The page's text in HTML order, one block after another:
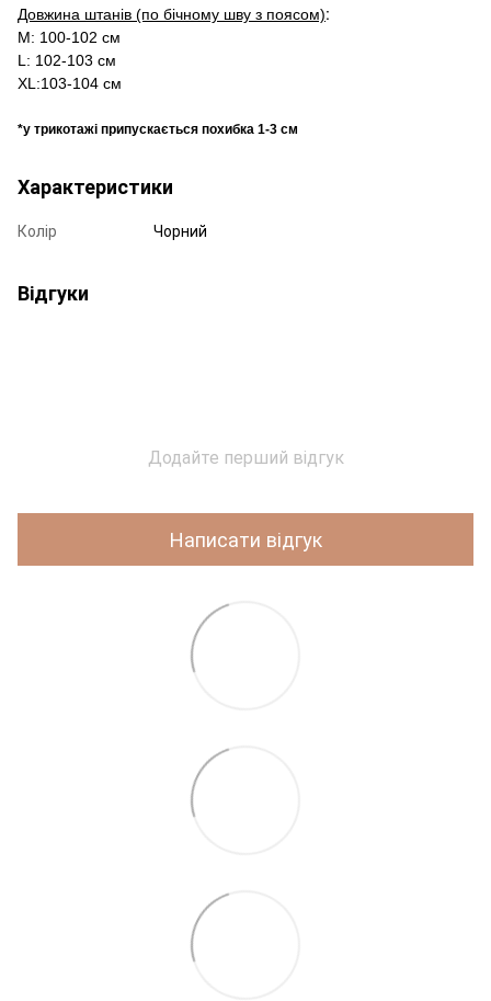
Довжина штанів (по бічному шву з поясом):
M: 100-102 см
L: 102-103 см
XL:103-104 см
*у трикотажі припускається похибка 1-3 см
Характеристики
Колір Чорний
Відгуки
Додайте перший відгук
Написати відгук